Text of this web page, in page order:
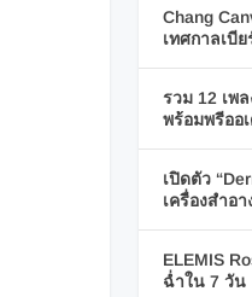
Chang
เทศกาลเบี
รวม 12 เพ
พร้อมพรีออ
เปิดตัว
เครื่องสำอ
ELEMIS
ฉ่ำใน 7 วัน